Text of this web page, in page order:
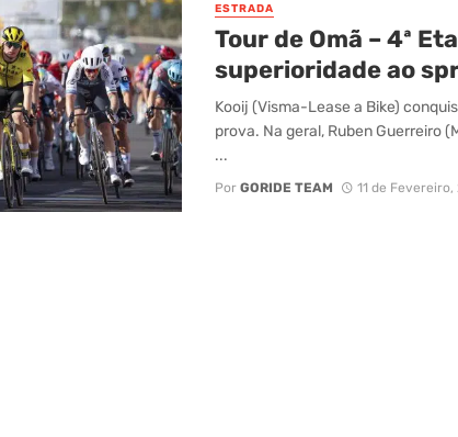
ESTRADA
Tour de Omã – 4ª
superioridade ao
Kooij (Visma-Lease a Bike)
prova. Na geral, Ruben Guerreiro
...
Por GORIDE TEAM 11 de Fevereiro,